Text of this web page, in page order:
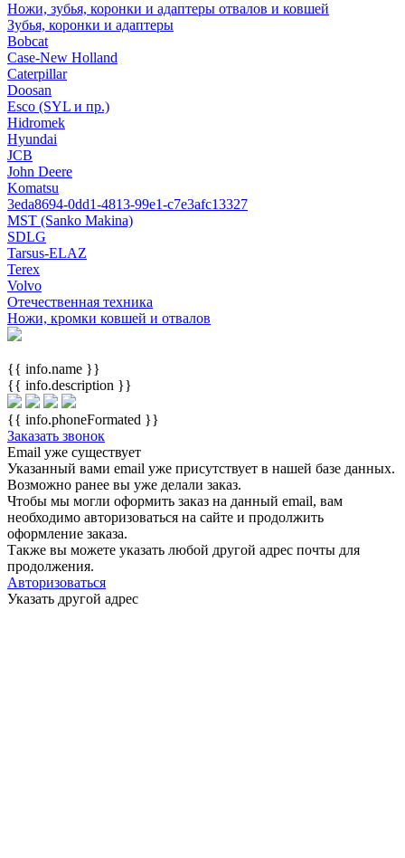
Ножи, зубья, коронки и адаптеры отвалов и ковшей
Зубья, коронки и адаптеры
Bobcat
Case-New Holland
Caterpillar
Doosan
Esco (SYL и пр.)
Hidromek
Hyundai
JCB
John Deere
Komatsu
3eda8694-0dd1-4813-99e1-c7e3afc13327
MST (Sanko Makina)
SDLG
Tarsus-ELAZ
Terex
Volvo
Отечественная техника
Ножи, кромки ковшей и отвалов
{{ info.name }}
{{ info.description }}
{{ info.phoneFormated }}
Заказать звонок
Email уже существует
Указанный вами email уже присутствует в нашей базе данных.
Возможно ранее вы уже делали заказ.
Чтобы мы могли оформить заказ на данный email, вам
необходимо авторизоваться на сайте и продолжить
оформление заказа.
Также вы можете указать любой другой адрес почты для
продолжения.
Авторизоваться
Указать другой адрес